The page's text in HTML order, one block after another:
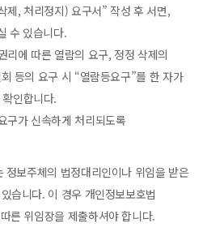
제, 처리정지) 요구서” 작성 후 서면,
수 있습니다.
리에 따른 열람의 요구, 정정 삭제의
등의 요구 시 “열람등요구”를 한 자가
인합니다.
구가 신속하게 처리되도록
보주체의 법정대리인이나 위임을 받은
습니다. 이 경우 개인정보보호법
른 위임장을 제출하셔야 합니다.